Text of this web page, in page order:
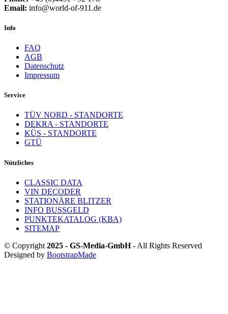
Email: info@world-of-911.de
Info
FAQ
AGB
Datenschutz
Impressum
Service
TÜV NORD - STANDORTE
DEKRA - STANDORTE
KÜS - STANDORTE
GTÜ
Nützliches
CLASSIC DATA
VIN DECODER
STATIONÄRE BLITZER
INFO BUSSGELD
PUNKTEKATALOG (KBA)
SITEMAP
© Copyright 2025 - GS-Media-GmbH- All Rights Reserved
Designed by BootstrapMade